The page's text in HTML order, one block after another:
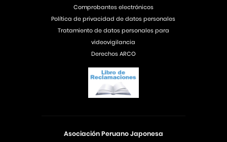
Asociación Peruano Japonesa
Comprobantes electrónicos
Política de privacidad de datos personales
Tratamiento de datos personales para
videovigilancia
Derechos ARCO